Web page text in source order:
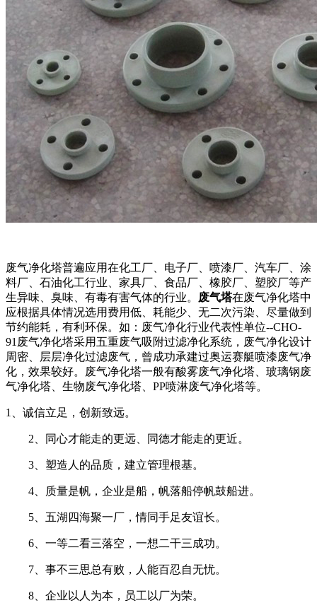
废气净化塔普遍应用在化工厂、电子厂、喷漆厂、汽车厂、涂
料厂、石油化工行业、家具厂、食品厂、橡胶厂、塑胶厂等产
生异味、臭味、有毒有害气体的行业。
废气塔在废气净化塔中
应根据具体情况选用费用低、耗能少、无二次污染、尽量做到
节约能耗，有利环保。如：废气净化行业代表性单位--CHO-
91废气净化塔采用五重废气吸附过滤净化系统，废气净化设计
周密、层层净化过滤废气，曾成功承建过奥运赛艇喷漆废气净
化，效果较好。废气净化塔一般有酸雾废气净化塔、玻璃钢废
气净化塔、生物废气净化塔、PP喷淋废气净化塔等。
1、诚信立足，创新致远。
2、同心才能走的更远、同德才能走的更近。
3、塑造人的品质，建立管理根基。
4、质量是帆，企业是船，帆落船停帆鼓船进。
5、五湖四海聚一厂，情同手足友谊长。
6、一等二看三落空，一想二干三成功。
7、事不三思总有败，人能百忍自无忧。
8、企业以人为本，员工以厂为荣。